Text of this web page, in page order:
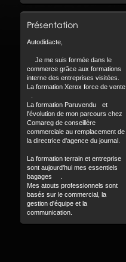
Présentation
Autodidacte,
Je me suis formée dans le
commerce grâce aux formations
interne des entreprises visitées.
La formation Xerox force de vente
La formation Paruvendu et
l'évolution de mon parcours chez
Comareg de conseillère
commerciale au remplacement de
la directrice d'agence du journal.
La formation terrain et entreprise
sont aujourd'hui mes essentiels
bagages .
Mes atouts professionnels sont
basés sur le commercial, la
gestion d'équipe et la
communication.